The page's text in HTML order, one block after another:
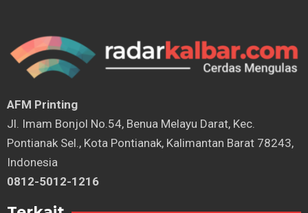
AFM Printing
⁠Jl. Imam Bonjol No.54, Benua Melayu Darat, Kec.
Pontianak Sel., Kota Pontianak, Kalimantan Barat 78243,
Indonesia
0812-5012-1216